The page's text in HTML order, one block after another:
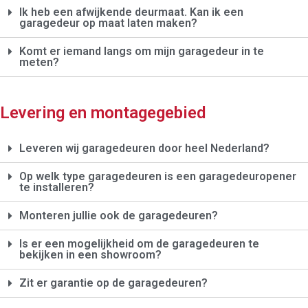
Ik heb een afwijkende deurmaat. Kan ik een
garagedeur op maat laten maken?
Komt er iemand langs om mijn garagedeur in te
meten?
Levering en montagegebied
Leveren wij garagedeuren door heel Nederland?
Op welk type garagedeuren is een garagedeuropener
te installeren?
Monteren jullie ook de garagedeuren?
Is er een mogelijkheid om de garagedeuren te
bekijken in een showroom?
Zit er garantie op de garagedeuren?